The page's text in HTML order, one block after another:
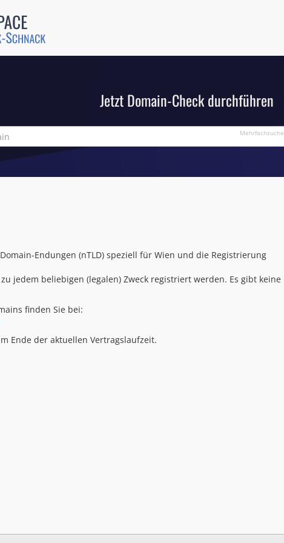
Jetzt Domain-Check durchführen
Mehrfachsuche
Endungen (nTLD) speziell für Wien und die Registrierung
jedem beliebigen (legalen) Zweck registriert werden. Es gibt keine
finden Sie bei:
Ende der aktuellen Vertragslaufzeit.